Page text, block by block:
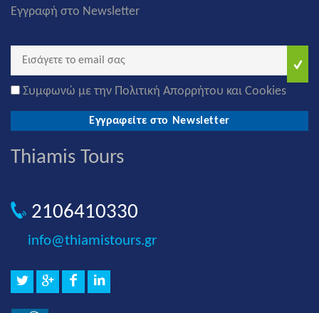
Εγγραφή στο Newsletter
Συμφωνώ με την Πολιτική Απορρήτου και Cookies
Εγγραφείτε στο Newsletter
Thiamis Tours
2106410330
info@thiamistours.gr